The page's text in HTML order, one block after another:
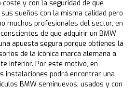
coste y con la seguridad de que
sueños con la misma calidad pero
muchos profesionales del sector, en
de que adquirir un BMW
apuesta segura porque obtienes la
de la icónica marca alemana a
inferior. Por este motivo, en
instalaciones podrá encontrar una
BMW seminuevos, usados y con